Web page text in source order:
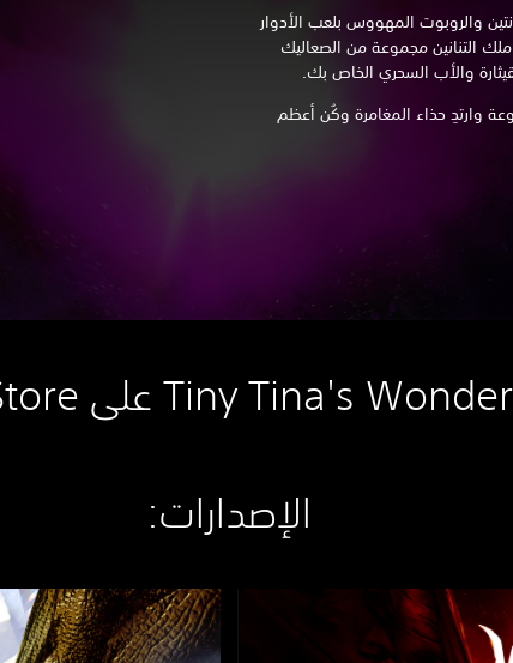
والروبوت المهووس بلعب الأدوار
التنانين مجموعة من الصعاليك
والأب السحري الخاص بك.
وارتدِ حذاء المغامرة وكُن أعظم
الإصدارات:‏
إ
ص
د